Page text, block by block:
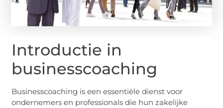
Introductie in
businesscoaching
Businesscoaching is een essentiële dienst voor
ondernemers en professionals die hun zakelijke